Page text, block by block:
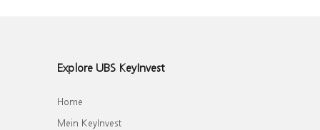
Explore UBS KeyInvest
Home
Mein KeyInvest